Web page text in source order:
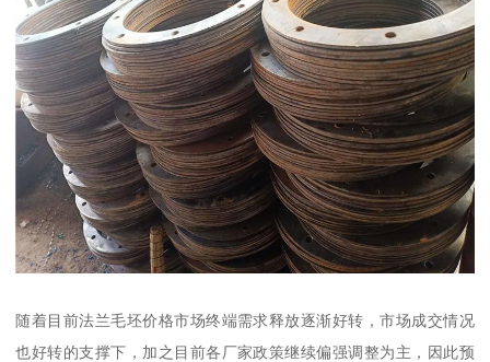
随着目前法兰毛坯价格市场终端需求释放逐渐好转，市场成交情况
也好转的支撑下，加之目前各厂家政策继续偏强调整为主，因此预